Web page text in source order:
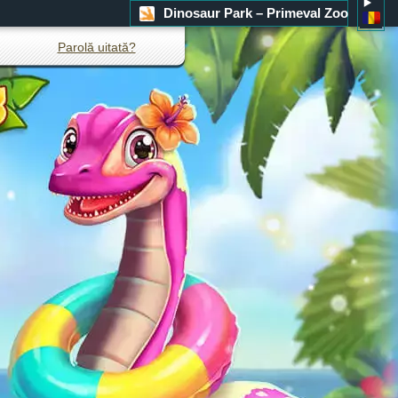
Dinosaur Park – Primeval Zoo
Parolă uitată?